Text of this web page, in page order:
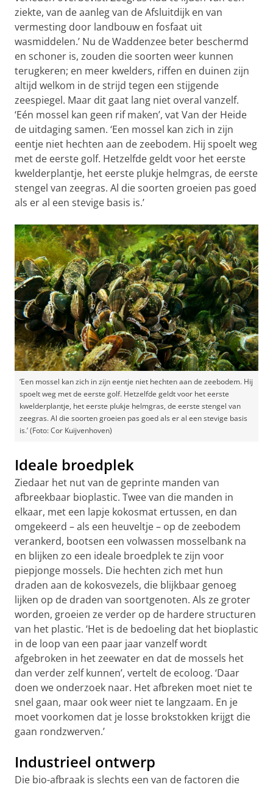
ziekte, van de aanleg van de Afsluitdijk en van
vermesting door landbouw en fosfaat uit
wasmiddelen.’ Nu de Waddenzee beter beschermd
en schoner is, zouden die soorten weer kunnen
terugkeren; en meer kwelders, riffen en duinen zijn
altijd welkom in de strijd tegen een stijgende
zeespiegel. Maar dit gaat lang niet overal vanzelf.
‘Eén mossel kan geen rif maken’, vat Van der Heide
de uitdaging samen. ‘Een mossel kan zich in zijn
eentje niet hechten aan de zeebodem. Hij spoelt weg
met de eerste golf. Hetzelfde geldt voor het eerste
kwelderplantje, het eerste plukje helmgras, de eerste
stengel van zeegras. Al die soorten groeien pas goed
als er al een stevige basis is.’
‘Een mossel kan zich in zijn eentje niet hechten aan de zeebodem. Hij
spoelt weg met de eerste golf. Hetzelfde geldt voor het eerste
kwelderplantje, het eerste plukje helmgras, de eerste stengel van
zeegras. Al die soorten groeien pas goed als er al een stevige basis
is.’ (Foto: Cor Kuijvenhoven)
Ideale broedplek
Ziedaar het nut van de geprinte manden van
afbreekbaar bioplastic. Twee van die manden in
elkaar, met een lapje kokosmat ertussen, en dan
omgekeerd – als een heuveltje – op de zeebodem
verankerd, bootsen een volwassen mosselbank na
en blijken zo een ideale broedplek te zijn voor
piepjonge mossels. Die hechten zich met hun
draden aan de kokosvezels, die blijkbaar genoeg
lijken op de draden van soortgenoten. Als ze groter
worden, groeien ze verder op de hardere structuren
van het plastic. ‘Het is de bedoeling dat het bioplastic
in de loop van een paar jaar vanzelf wordt
afgebroken in het zeewater en dat de mossels het
dan verder zelf kunnen’, vertelt de ecoloog. ‘Daar
doen we onderzoek naar. Het afbreken moet niet te
snel gaan, maar ook weer niet te langzaam. En je
moet voorkomen dat je losse brokstokken krijgt die
gaan rondzwerven.’
Industrieel ontwerp
Die bio-afbraak is slechts een van de factoren die